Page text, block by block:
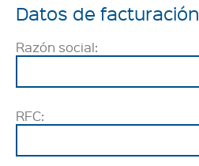
Datos de facturación
Razón social:
RFC: